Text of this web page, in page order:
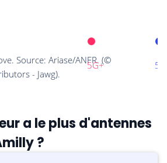
a le plus d'antennes
?